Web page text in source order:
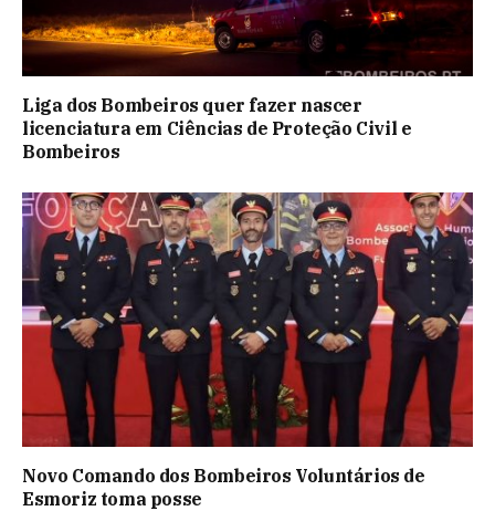
Liga dos Bombeiros quer fazer nascer
licenciatura em Ciências de Proteção Civil e
Bombeiros
Novo Comando dos Bombeiros Voluntários de
Esmoriz toma posse